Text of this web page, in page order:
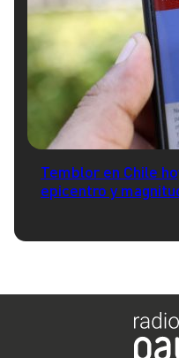
Temblor en Chile
epicentro y